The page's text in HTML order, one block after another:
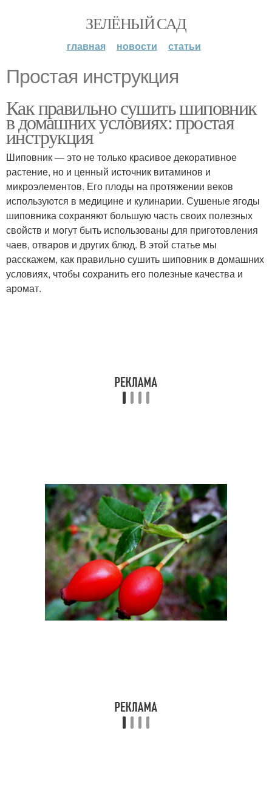
ЗЕЛЁНЫЙ САД
главная новости статьи
Простая инструкция
Как правильно сушить шиповник
в домашних условиях: простая
инструкция
Шиповник — это не только красивое декоративное
растение, но и ценный источник витаминов и
микроэлементов. Его плоды на протяжении веков
используются в медицине и кулинарии. Сушеные ягоды
шиповника сохраняют большую часть своих полезных
свойств и могут быть использованы для приготовления
чаев, отваров и других блюд. В этой статье мы
расскажем, как правильно сушить шиповник в домашних
условиях, чтобы сохранить его полезные качества и
аромат.